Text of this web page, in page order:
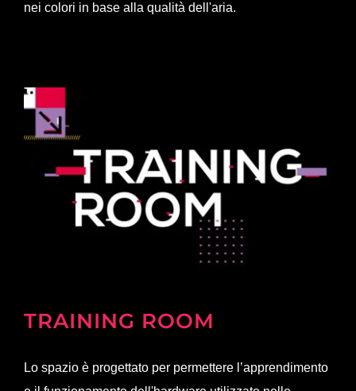
nei colori in base alla qualità dell'aria.
TRAINING ROOM
Lo spazio è progettato per permettere l’apprendimento